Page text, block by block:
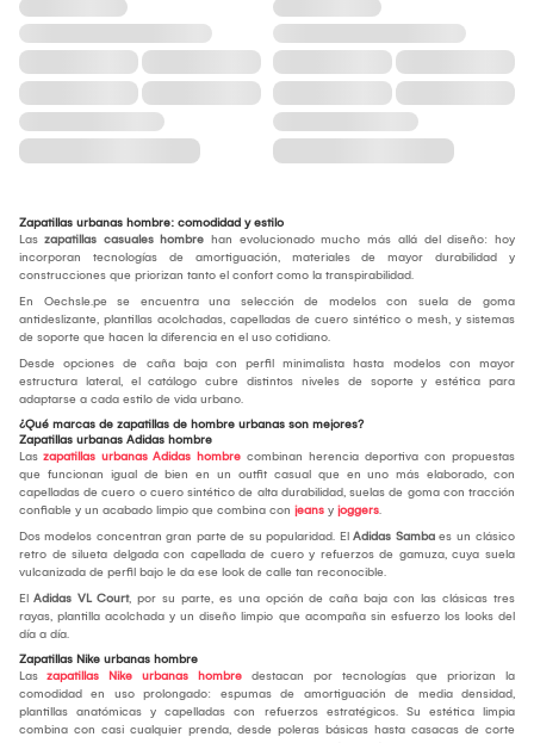
Zapatillas urbanas hombre: comodidad y estilo
Las zapatillas casuales hombre han evolucionado mucho más allá del diseño: hoy
incorporan tecnologías de amortiguación, materiales de mayor durabilidad y
construcciones que priorizan tanto el confort como la transpirabilidad.
En Oechsle.pe se encuentra una selección de modelos con suela de goma
antideslizante, plantillas acolchadas, capelladas de cuero sintético o mesh, y sistemas
de soporte que hacen la diferencia en el uso cotidiano.
Desde opciones de caña baja con perfil minimalista hasta modelos con mayor
estructura lateral, el catálogo cubre distintos niveles de soporte y estética para
adaptarse a cada estilo de vida urbano.
¿Qué marcas de zapatillas de hombre urbanas son mejores?
Zapatillas urbanas Adidas hombre
Las zapatillas urbanas Adidas hombre combinan herencia deportiva con propuestas
que funcionan igual de bien en un outfit casual que en uno más elaborado, con
capelladas de cuero o cuero sintético de alta durabilidad, suelas de goma con tracción
confiable y un acabado limpio que combina con jeans y joggers.
Dos modelos concentran gran parte de su popularidad. El Adidas Samba es un clásico
retro de silueta delgada con capellada de cuero y refuerzos de gamuza, cuya suela
vulcanizada de perfil bajo le da ese look de calle tan reconocible.
El Adidas VL Court, por su parte, es una opción de caña baja con las clásicas tres
rayas, plantilla acolchada y un diseño limpio que acompaña sin esfuerzo los looks del
día a día.
Zapatillas Nike urbanas hombre
Las zapatillas Nike urbanas hombre destacan por tecnologías que priorizan la
comodidad en uso prolongado: espumas de amortiguación de media densidad,
plantillas anatómicas y capelladas con refuerzos estratégicos. Su estética limpia
combina con casi cualquier prenda, desde poleras básicas hasta casacas de corte